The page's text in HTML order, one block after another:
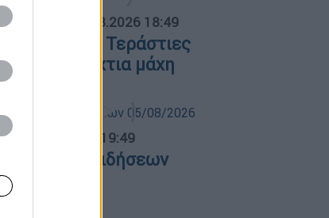
06.08.2026 18:49
στη Σκύρο: Τεράστιες
και ολονύχτια μάχη
05.08.2026 19:49
δελτίο ειδήσεων
2026